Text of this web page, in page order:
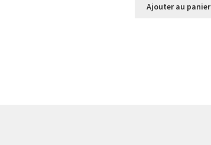
Ajouter au panier